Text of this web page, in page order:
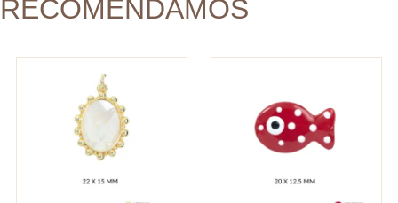
und
RECOMENDAMOS